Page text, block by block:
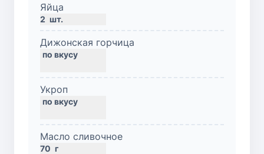
Яйца
2 шт.
Дижонская горчица
Укроп
Масло сливочное
70 г